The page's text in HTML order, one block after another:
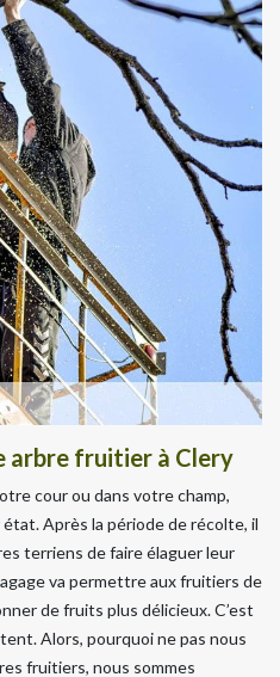
arbre fruitier à Clery
cour ou dans votre champ,
Après la période de récolte, il
terriens de faire élaguer leur
va permettre aux fruitiers de
de fruits plus délicieux. C’est
Alors, pourquoi ne pas nous
fruitiers, nous sommes